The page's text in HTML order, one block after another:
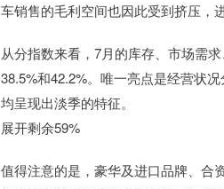
车销售的毛利空间也因此受到挤压，
从分指数来看，7月的库存、市场需
38.5%和42.2%。唯一亮点是经营状
均呈现出淡季的特征。
展开剩余59%
值得注意的是，豪华及进口品牌、合